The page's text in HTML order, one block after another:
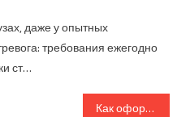
даже у опытных
требования ежегодно
ст…
Как оформить товарно-транспортную накладную: подробная инструкция для начинающих